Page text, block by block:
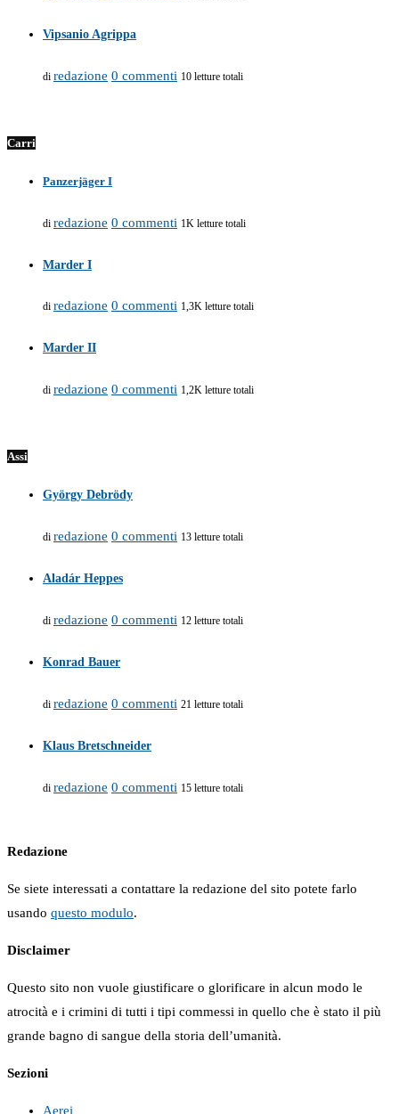
Vipsanio Agrippa
di redazione 0 commenti 10 letture totali
Carri
Panzerjäger I
di redazione 0 commenti 1K letture totali
Marder I
di redazione 0 commenti 1,3K letture totali
Marder II
di redazione 0 commenti 1,2K letture totali
Assi
György Debrödy
di redazione 0 commenti 13 letture totali
Aladár Heppes
di redazione 0 commenti 12 letture totali
Konrad Bauer
di redazione 0 commenti 21 letture totali
Klaus Bretschneider
di redazione 0 commenti 15 letture totali
Redazione
Se siete interessati a contattare la redazione del sito potete farlo
usando questo modulo.
Disclaimer
Questo sito non vuole giustificare o glorificare in alcun modo le
atrocità e i crimini di tutti i tipi commessi in quello che è stato il più
grande bagno di sangue della storia dell’umanità.
Sezioni
Aerei